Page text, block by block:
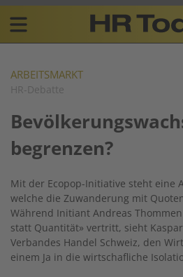
Skip
content
Plattform
für
Resources
navigation
DE
ARBEITSMARKT
HR-Debatte
begrenzen?
Mit der Ecopop-Initiative steht eine
welche die Zuwanderung mit
Während Initiant Andreas
statt Quantität» vertritt, sieht
Verbandes Handel Schweiz, den
einem Ja in die wirtschafliche